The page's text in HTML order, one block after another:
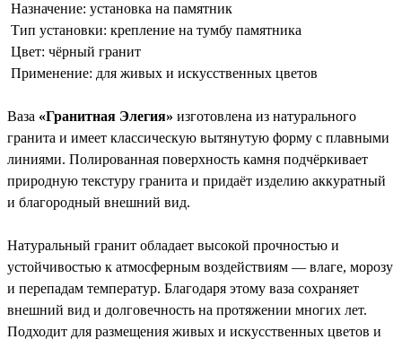
Назначение: установка на памятник
Тип установки: крепление на тумбу памятника
Цвет: чёрный гранит
Применение: для живых и искусственных цветов
Ваза «Гранитная Элегия» изготовлена из натурального
гранита и имеет классическую вытянутую форму с плавными
линиями. Полированная поверхность камня подчёркивает
природную текстуру гранита и придаёт изделию аккуратный
и благородный внешний вид.
Натуральный гранит обладает высокой прочностью и
устойчивостью к атмосферным воздействиям — влаге, морозу
и перепадам температур. Благодаря этому ваза сохраняет
внешний вид и долговечность на протяжении многих лет.
Подходит для размещения живых и искусственных цветов и